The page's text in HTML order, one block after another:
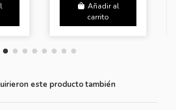
Añadir al
carrito
este producto también